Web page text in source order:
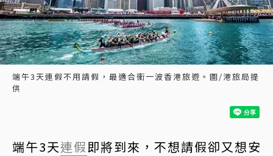
端午3天連假不用請假，最適合衝一波香港旅遊。圖/港旅局提
供
端午3天連假即將到來，不想請假卻又想安